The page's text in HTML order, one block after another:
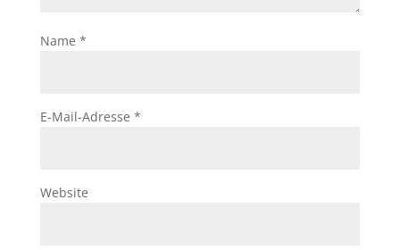
Name *
E-Mail-Adresse *
Website